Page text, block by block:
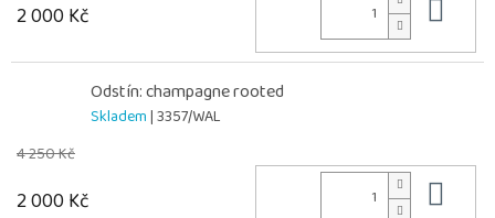
2 000 Kč
Odstín: champagne rooted
Skladem| 3357/WAL
4 250 Kč
2 000 Kč